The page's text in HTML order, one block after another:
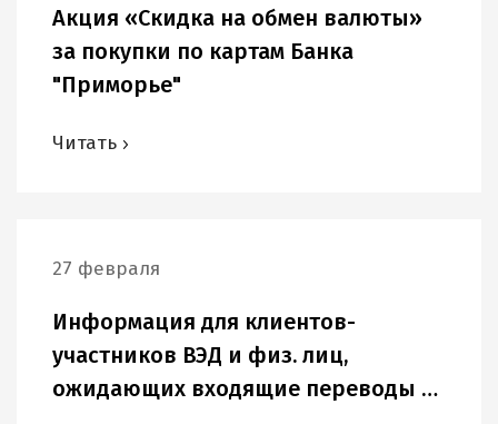
Акция «Скидка на обмен валюты»
за покупки по картам Банка
"Приморье"
Читать
27 февраля
Информация для клиентов-
участников ВЭД и физ. лиц,
ожидающих входящие переводы в